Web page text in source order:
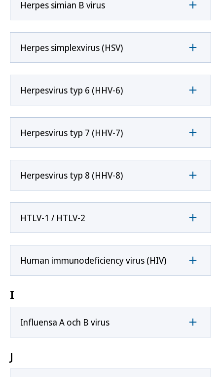
Herpes simian B virus
Herpes simplexvirus (HSV)
Herpesvirus typ 6 (HHV-6)
Herpesvirus typ 7 (HHV-7)
Herpesvirus typ 8 (HHV-8)
HTLV-1 / HTLV-2
Human immunodeficiency virus (HIV)
I
Influensa A och B virus
J